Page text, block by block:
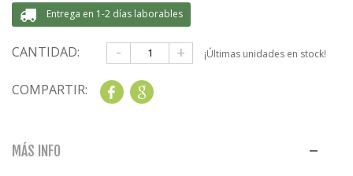
Entrega en 1-2 días laborables
CANTIDAD: - + ¡Últimas unidades en stock!
COMPARTIR: Share
MÁS INFO